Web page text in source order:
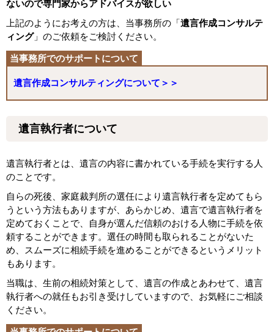
ないので専門家からアドバイスが欲しい
上記のようにお考えの方は、当事務所の「遺言作成コンサルテ
ィング」のご依頼をご検討ください。
遺言作成コンサルティングについて＞＞
遺言執行者について
遺言執行者とは、遺言の内容に書かれている手続を実行する人
のことです。
自らの死後、家庭裁判所の選任により遺言執行者を定めてもら
うという方法もありますが、あらかじめ、遺言で遺言執行者を
定めておくことで、自身が選んだ信頼のおける人物に手続を依
頼することができます。選任の時間も取られることがないた
め、スムーズに相続手続を進めることができるというメリット
もあります。
当職は、生前の相続対策として、遺言の作成とあわせて、遺言
執行者への就任もお引き受けしていますので、お気軽にご相談
ください。